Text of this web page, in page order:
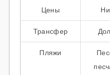
Цены
Трансфер
Пляжи